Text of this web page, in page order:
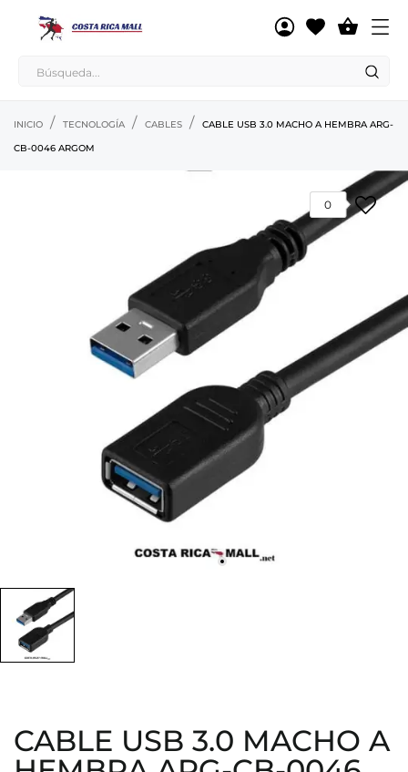

INICIO TECNOLOGÍA CABLES
CABLE USB 3.0 MACHO A HEMBRA ARG-
CB-0046 ARGOM
0
CABLE USB 3.0 MACHO A